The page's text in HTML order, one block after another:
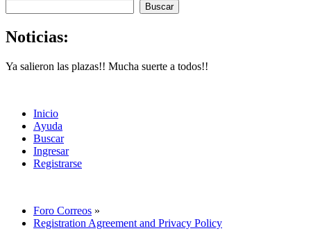
Noticias:
Ya salieron las plazas!! Mucha suerte a todos!!
Inicio
Ayuda
Buscar
Ingresar
Registrarse
Foro Correos »
Registration Agreement and Privacy Policy